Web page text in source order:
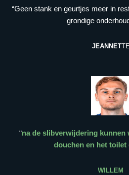
“Geen stank en geurtjes meer in
grondige
JEANNET
“na de slibverwijdering kunnen
douchen en het toilet
WILLEM